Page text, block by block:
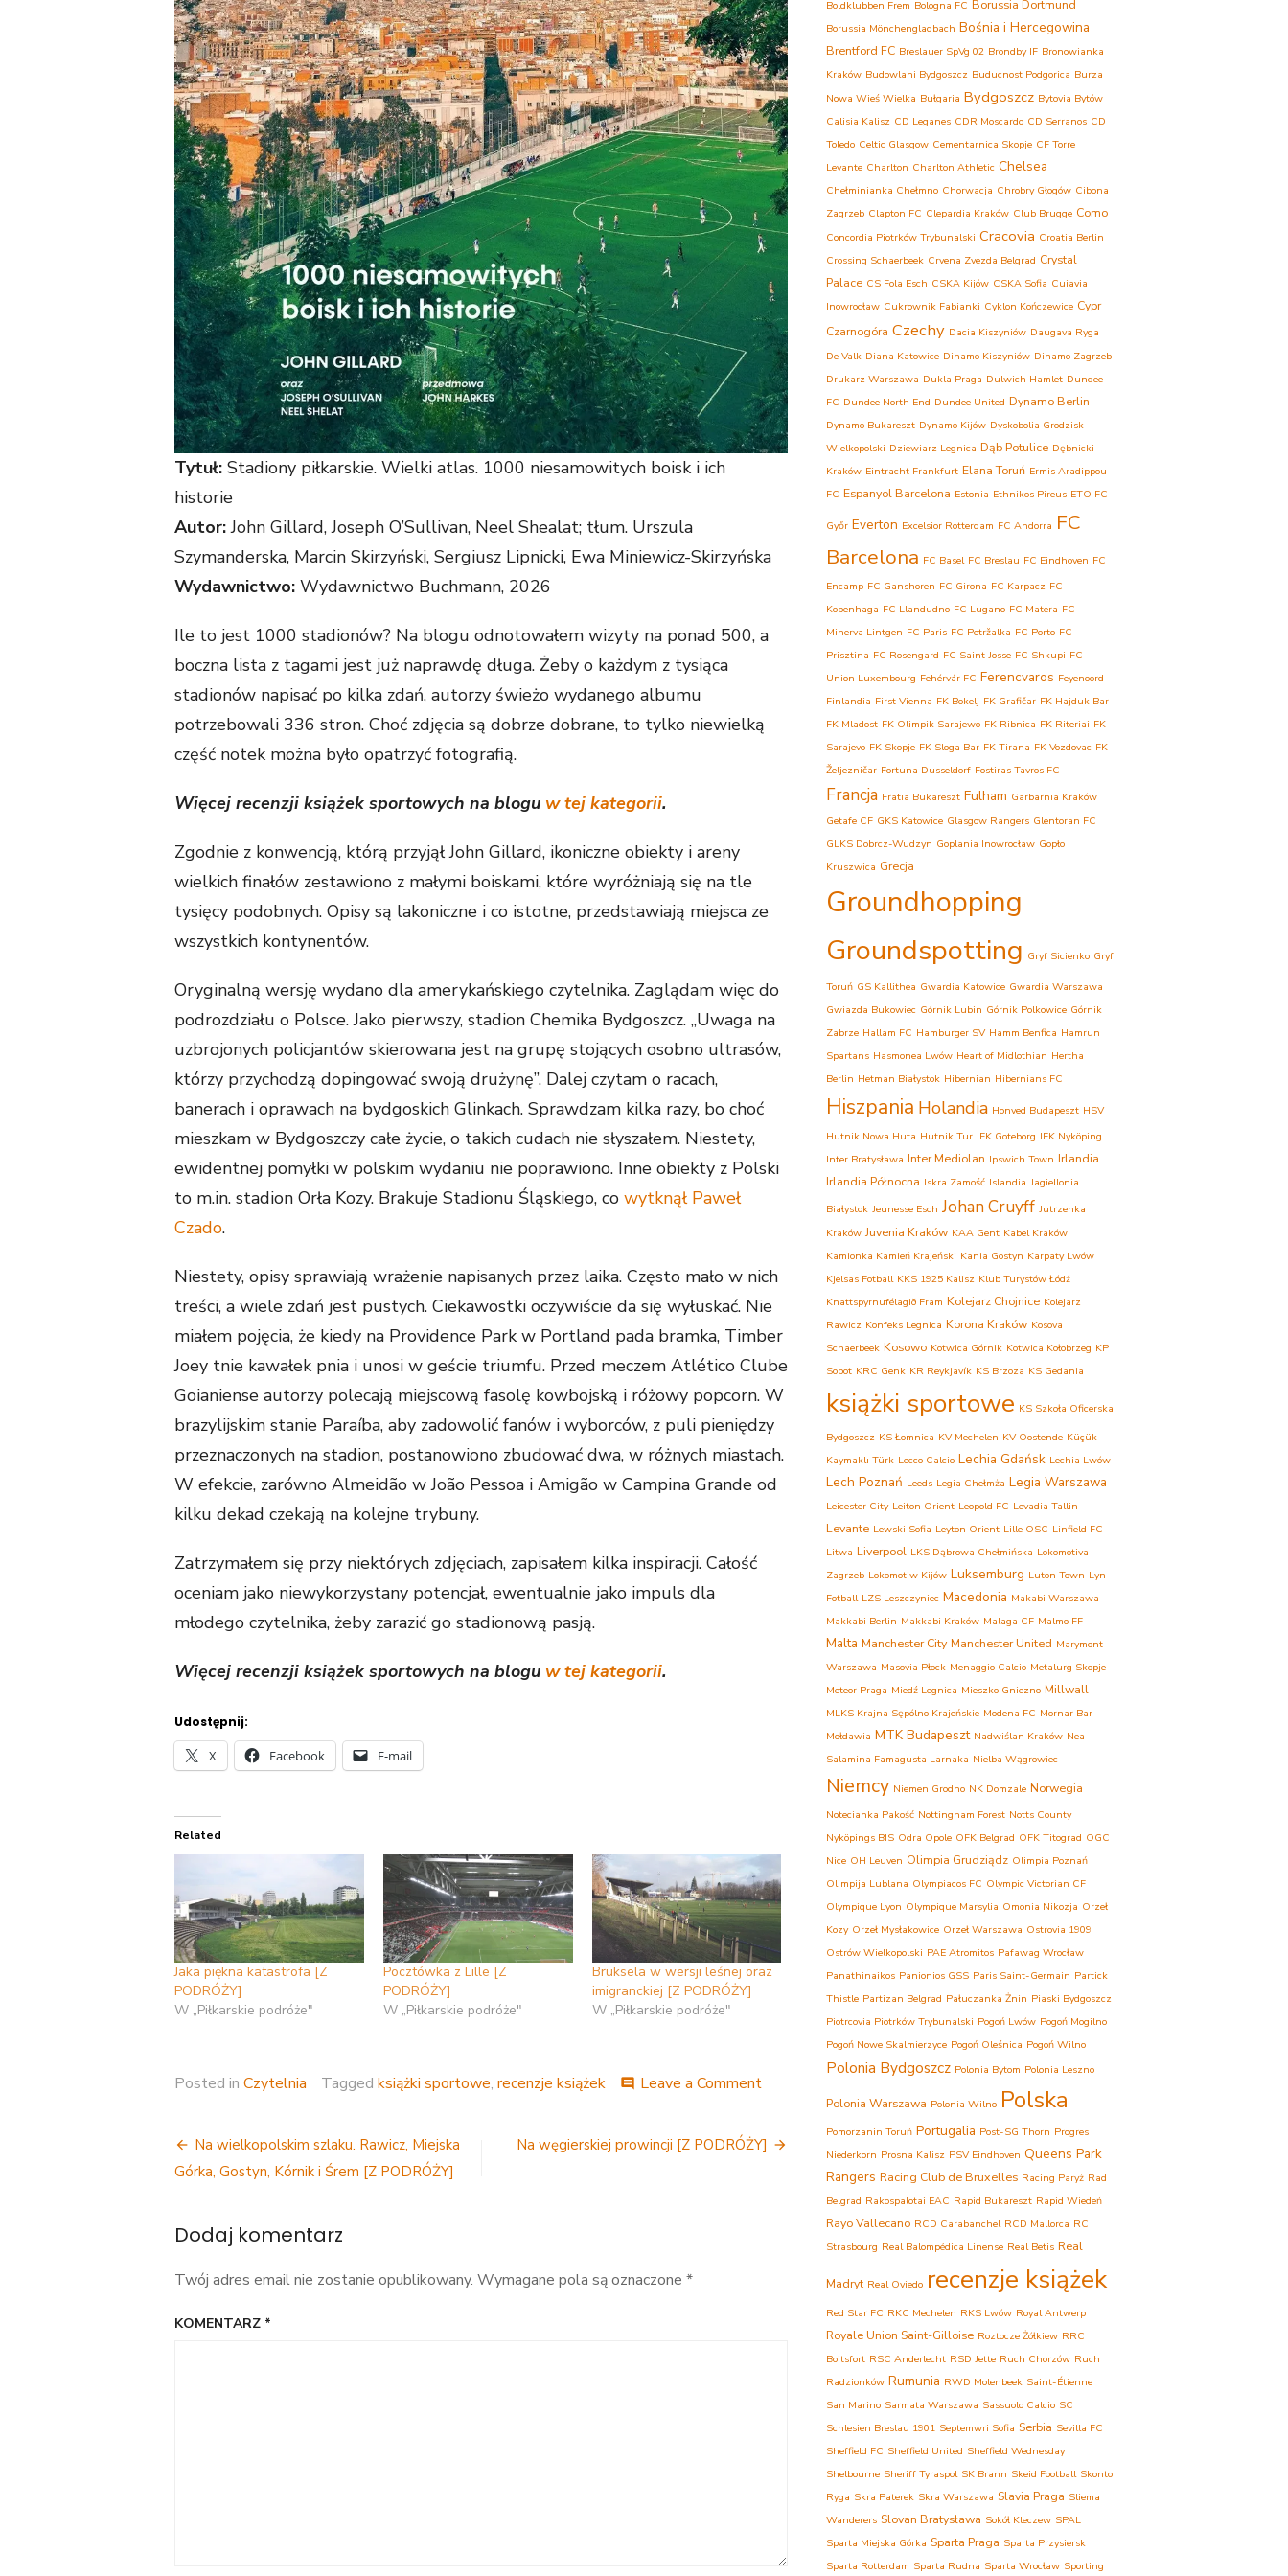
Tytuł: Stadiony piłkarskie. Wielki atlas. 1000 niesamowitych boisk i ich
historie
Autor:John Gillard, Joseph O’Sullivan, Neel Shealat; tłum. Urszula
Szymanderska, Marcin Skirzyński, Sergiusz Lipnicki, Ewa Miniewicz-Skirzyńska
Wydawnictwo: Wydawnictwo Buchmann, 2026
Ile to jest 1000 stadionów? Na blogu odnotowałem wizyty na ponad 500, a
boczna lista z tagami jest już naprawdę długa. Żeby o każdym z tysiąca
stadionów napisać po kilka zdań, autorzy świeżo wydanego albumu
potrzebowali 336 stron. Choć zdjęcia są dobrze dobrane, to tylko niewielką
część notek można było opatrzyć fotografią.
Więcej recenzji książek sportowych na blogu w tej kategorii.
Zgodnie z konwencją, którą przyjął John Gillard, ikoniczne obiekty i areny
wielkich finałów zestawiono z małymi boiskami, które wyróżniają się na tle
tysięcy podobnych. Opisy są lakoniczne i co istotne, przedstawiają miejsca ze
wszystkich kontynentów.
Oryginalną wersję wydano dla amerykańskiego czytelnika. Zaglądam więc do
podrozdziału o Polsce. Jako pierwszy, stadion Chemika Bydgoszcz. „Uwaga na
uzbrojonych policjantów skierowana jest na grupę stojących osobno ultrasów,
którzy przychodzą dopingować swoją drużynę”. Dalej czytam o racach,
banerach i oprawach na bydgoskich Glinkach. Sprawdzam kilka razy, bo choć
mieszkam w Bydgoszczy całe życie, o takich cudach nie słyszałem. Niestety,
ewidentnej pomyłki w polskim wydaniu nie poprawiono. Inne obiekty z Polski
to m.in. stadion Orła Kozy. Brakuje Stadionu Śląskiego, co wytknął Paweł
Czado.
Niestety, opisy sprawiają wrażenie napisanych przez laika. Często mało w nich
treści, a wiele zdań jest pustych. Ciekawostki oczywiście da się wyłuskać. Nie
miałem pojęcia, że kiedy na Providence Park w Portland pada bramka, Timber
Joey tnie kawałek pnia i unosi w geście triumfu. Przed meczem Atlético Clube
Goianiense autorzy polecają miejscową fasolę kowbojską i różowy popcorn. W
brazylijskim stanie Paraíba, aby zadowolić fanów i wyborców, z puli pieniędzy
przeznaczonych na stadion, postanowiono zbudować dwa, w różnych miastach.
W efekcie, zarówno Almeidão w João Pessoa i Amigão w Campina Grande od
kilku dekad czekają na kolejne trybuny.
Zatrzymałem się przy niektórych zdjęciach, zapisałem kilka inspiracji. Całość
oceniam jako niewykorzystany potencjał, ewentualnie jako impuls dla
młodego czytelnika, żeby zarazić go stadionową pasją.
Więcej recenzji książek sportowych na blogu w tej kategorii.
Udostępnij:
X Facebook E-mail
Related
Jaka piękna katastrofa [Z
PODRÓŻY]
W „Piłkarskie podróże"
Pocztówka z Lille [Z
PODRÓŻY]
W „Piłkarskie podróże"
Bruksela w wersji leśnej oraz
imigranckiej [Z PODRÓŻY]
W „Piłkarskie podróże"
Posted in Czytelnia Tagged książki sportowe, recenzje książek comment Leave a Commenton
i
niedosyt
[RECENZJA]
Nawigacja
wpisu
Na wielkopolskim szlaku. Rawicz, Miejska
Górka, Gostyn, Kórnik i Śrem [Z PODRÓŻY]
Na węgierskiej prowincji [Z PODRÓŻY]
Dodaj komentarz
Twój adres email nie zostanie opublikowany. Wymagane pola są oznaczone *
KOMENTARZ *
Boldklubben Frem Bologna FC Borussia Dortmund
Borussia Mönchengladbach Bośnia i Hercegowina
Brentford FC Breslauer SpVg 02 Brondby IF Bronowianka
Kraków Budowlani Bydgoszcz Buducnost Podgorica Burza
Nowa Wieś Wielka Bułgaria Bydgoszcz Bytovia Bytów
Calisia Kalisz CD Leganes CDR Moscardo CD Serranos CD
Toledo Celtic Glasgow Cementarnica Skopje CF Torre
Levante Charlton Charlton Athletic Chelsea
Chełminianka Chełmno Chorwacja Chrobry Głogów Cibona
Zagrzeb Clapton FC Clepardia Kraków Club Brugge Como
Concordia Piotrków Trybunalski Cracovia Croatia Berlin
Crossing Schaerbeek Crvena Zvezda Belgrad Crystal
Palace CS Fola Esch CSKA Kijów CSKA Sofia Cuiavia
Inowrocław Cukrownik Fabianki Cyklon Kończewice Cypr
Czarnogóra Czechy Dacia Kiszyniów Daugava Ryga
De Valk Diana Katowice Dinamo Kiszyniów Dinamo Zagrzeb
Drukarz Warszawa Dukla Praga Dulwich Hamlet Dundee
FC Dundee North End Dundee United Dynamo Berlin
Dynamo Bukareszt Dynamo Kijów Dyskobolia Grodzisk
Wielkopolski Dziewiarz Legnica Dąb Potulice Dębnicki
Kraków Eintracht Frankfurt Elana Toruń Ermis Aradippou
FC Espanyol Barcelona Estonia Ethnikos Pireus ETO FC
Győr Everton Excelsior Rotterdam FC Andorra FC
Barcelona FC Basel FC Breslau FC Eindhoven FC
Encamp FC Ganshoren FC Girona FC Karpacz FC
Kopenhaga FC Llandudno FC Lugano FC Matera FC
Minerva Lintgen FC Paris FC Petržalka FC Porto FC
Prisztina FC Rosengard FC Saint Josse FC Shkupi FC
Union Luxembourg Fehérvár FC Ferencvaros Feyenoord
Finlandia First Vienna FK Bokelj FK Grafičar FK Hajduk Bar
FK Mladost FK Olimpik Sarajewo FK Ribnica FK Riteriai FK
Sarajevo FK Skopje FK Sloga Bar FK Tirana FK Vozdovac FK
Željezničar Fortuna Dusseldorf Fostiras Tavros FC
Francja Fratia Bukareszt Fulham Garbarnia Kraków
Getafe CF GKS Katowice Glasgow Rangers Glentoran FC
GLKS Dobrcz-Wudzyn Goplania Inowrocław Gopło
Kruszwica Grecja
Groundhopping
Groundspotting Gryf Sicienko Gryf
Toruń GS Kallithea Gwardia Katowice Gwardia Warszawa
Gwiazda Bukowiec Górnik Lubin Górnik Polkowice Górnik
Zabrze Hallam FC Hamburger SV Hamm Benfica Hamrun
Spartans Hasmonea Lwów Heart of Midlothian Hertha
Berlin Hetman Białystok Hibernian Hibernians FC
Hiszpania Holandia Honved Budapeszt HSV
Hutnik Nowa Huta Hutnik Tur IFK Goteborg IFK Nyköping
Inter Bratysława Inter Mediolan Ipswich Town Irlandia
Irlandia Północna Iskra Zamość Islandia Jagiellonia
Białystok Jeunesse Esch Johan Cruyff Jutrzenka
Kraków Juvenia Kraków KAA Gent Kabel Kraków
Kamionka Kamień Krajeński Kania Gostyn Karpaty Lwów
Kjelsas Fotball KKS 1925 Kalisz Klub Turystów Łódź
Knattspyrnufélagið Fram Kolejarz Chojnice Kolejarz
Rawicz Konfeks Legnica Korona Kraków Kosova
Schaerbeek Kosowo Kotwica Górnik Kotwica Kołobrzeg KP
Sopot KRC Genk KR Reykjavík KS Brzoza KS Gedania
książki sportowe KS Szkoła Oficerska
Bydgoszcz KS Łomnica KV Mechelen KV Oostende Küçük
Kaymaklı Türk Lecco Calcio Lechia Gdańsk Lechia Lwów
Lech Poznań Leeds Legia Chełmża Legia Warszawa
Leicester City Leiton Orient Leopold FC Levadia Tallin
Levante Lewski Sofia Leyton Orient Lille OSC Linfield FC
Litwa Liverpool LKS Dąbrowa Chełmińska Lokomotiva
Zagrzeb Lokomotiw Kijów Luksemburg Luton Town Lyn
Fotball LZS Leszczyniec Macedonia Makabi Warszawa
Makkabi Berlin Makkabi Kraków Malaga CF Malmo FF
Malta Manchester City Manchester United Marymont
Warszawa Masovia Płock Menaggio Calcio Metalurg Skopje
Meteor Praga Miedź Legnica Mieszko Gniezno Millwall
MLKS Krajna Sępólno Krajeńskie Modena FC Mornar Bar
Mołdawia MTK Budapeszt Nadwiślan Kraków Nea
Salamina Famagusta Larnaka Nielba Wągrowiec
Niemcy Niemen Grodno NK Domzale Norwegia
Notecianka Pakość Nottingham Forest Notts County
Nyköpings BIS Odra Opole OFK Belgrad OFK Titograd OGC
Nice OH Leuven Olimpia Grudziądz Olimpia Poznań
Olimpija Lublana Olympiacos FC Olympic Victorian CF
Olympique Lyon Olympique Marsylia Omonia Nikozja Orzeł
Kozy Orzeł Mysłakowice Orzeł Warszawa Ostrovia 1909
Ostrów Wielkopolski PAE Atromitos Pafawag Wrocław
Panathinaikos Panionios GSS Paris Saint-Germain Partick
Thistle Partizan Belgrad Pałuczanka Żnin Piaski Bydgoszcz
Piotrcovia Piotrków Trybunalski Pogoń Lwów Pogoń Mogilno
Pogoń Nowe Skalmierzyce Pogoń Oleśnica Pogoń Wilno
Polonia Bydgoszcz Polonia Bytom Polonia Leszno
Polonia Warszawa Polonia Wilno Polska
Pomorzanin Toruń Portugalia Post-SG Thorn Progres
Niederkorn Prosna Kalisz PSV Eindhoven Queens Park
Rangers Racing Club de Bruxelles Racing Paryż Rad
Belgrad Rakospalotai EAC Rapid Bukareszt Rapid Wiedeń
Rayo Vallecano RCD Carabanchel RCD Mallorca RC
Strasbourg Real Balompédica Linense Real Betis Real
Madryt Real Oviedo recenzje książek
Red Star FC RKC Mechelen RKS Lwów Royal Antwerp
Royale Union Saint-Gilloise Roztocze Żółkiew RRC
Boitsfort RSC Anderlecht RSD Jette Ruch Chorzów Ruch
Radzionków Rumunia RWD Molenbeek Saint-Étienne
San Marino Sarmata Warszawa Sassuolo Calcio SC
Schlesien Breslau 1901 Septemwri Sofia Serbia Sevilla FC
Sheffield FC Sheffield United Sheffield Wednesday
Shelbourne Sheriff Tyraspol SK Brann Skeid Football Skonto
Ryga Skra Paterek Skra Warszawa Slavia Praga Sliema
Wanderers Slovan Bratysława Sokół Kleczew SPAL
Sparta Miejska Górka Sparta Praga Sparta Przysiersk
Sparta Rotterdam Sparta Rudna Sparta Wrocław Sporting